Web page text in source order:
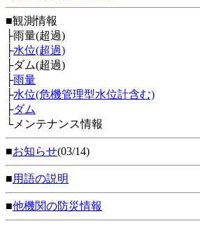
■観測情報
├雨量(超過)
├水位(超過)
├ダム(超過)
├雨量
├水位(危機管理型水位計含む)
├ダム
└メンテナンス情報
■お知らせ(03/14)
■用語の説明
■他機関の防災情報